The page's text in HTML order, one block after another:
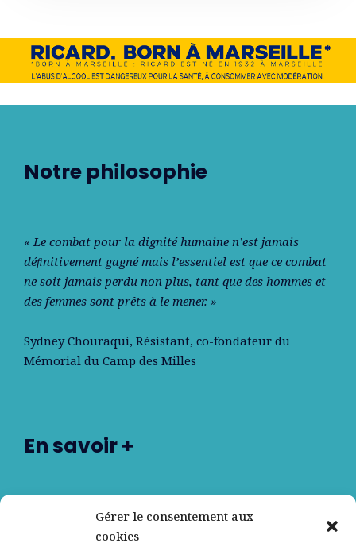
Gérer le consentement aux
cookies
Notre philosophie
« Le combat pour la dignité humaine n’est jamais
déﬁnitivement gagné mais l’essentiel est que ce combat
ne soit jamais perdu non plus, tant que des hommes et
des femmes sont prêts à le mener. »
Sydney Chouraqui, Résistant, co-fondateur du
Mémorial du Camp des Milles
En savoir +
Nos partenaires